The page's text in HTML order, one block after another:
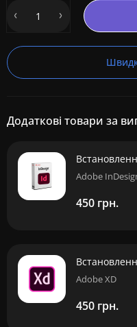
Додаткові товари за
Adobe
450 грн.
Adobe XD
450 грн.